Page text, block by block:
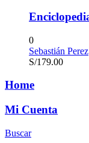
0
Sebastián Perez
S/179.00
Home
Mi Cuenta
Buscar